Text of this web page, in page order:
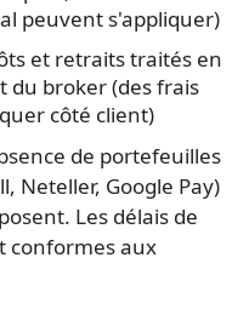
peuvent s'appliquer)
et retraits traités en
du broker (des frais
côté client)
de portefeuilles
Neteller, Google Pay)
Les délais de
conformes aux